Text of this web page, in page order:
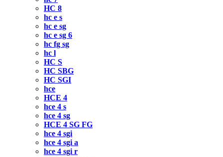
HC 8
hc e s
hc e sg
hc e sg 6
hc fg sg
hc l
HC S
HC SBG
HC SGI
hce
HCE 4
hce 4 s
hce 4 sg
HCE 4 SG FG
hce 4 sgi
hce 4 sgi a
hce 4 sgi r